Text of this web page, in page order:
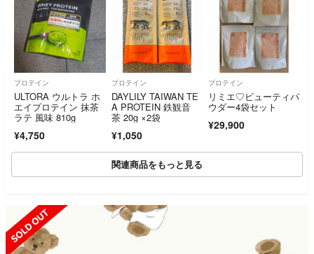
プロテイン
ULTORA ウルトラ ホ
エイプロテイン 抹茶
ラテ 風味 810g
¥4,750
プロテイン
DAYLILY TAIWAN TE
A PROTEIN 鉄観音
茶 20g ×2袋
¥1,050
プロテイン
リミエ♡ビューティパ
ウダー4袋セット
¥29,900
関連商品をもっと見る
SOLD OUT